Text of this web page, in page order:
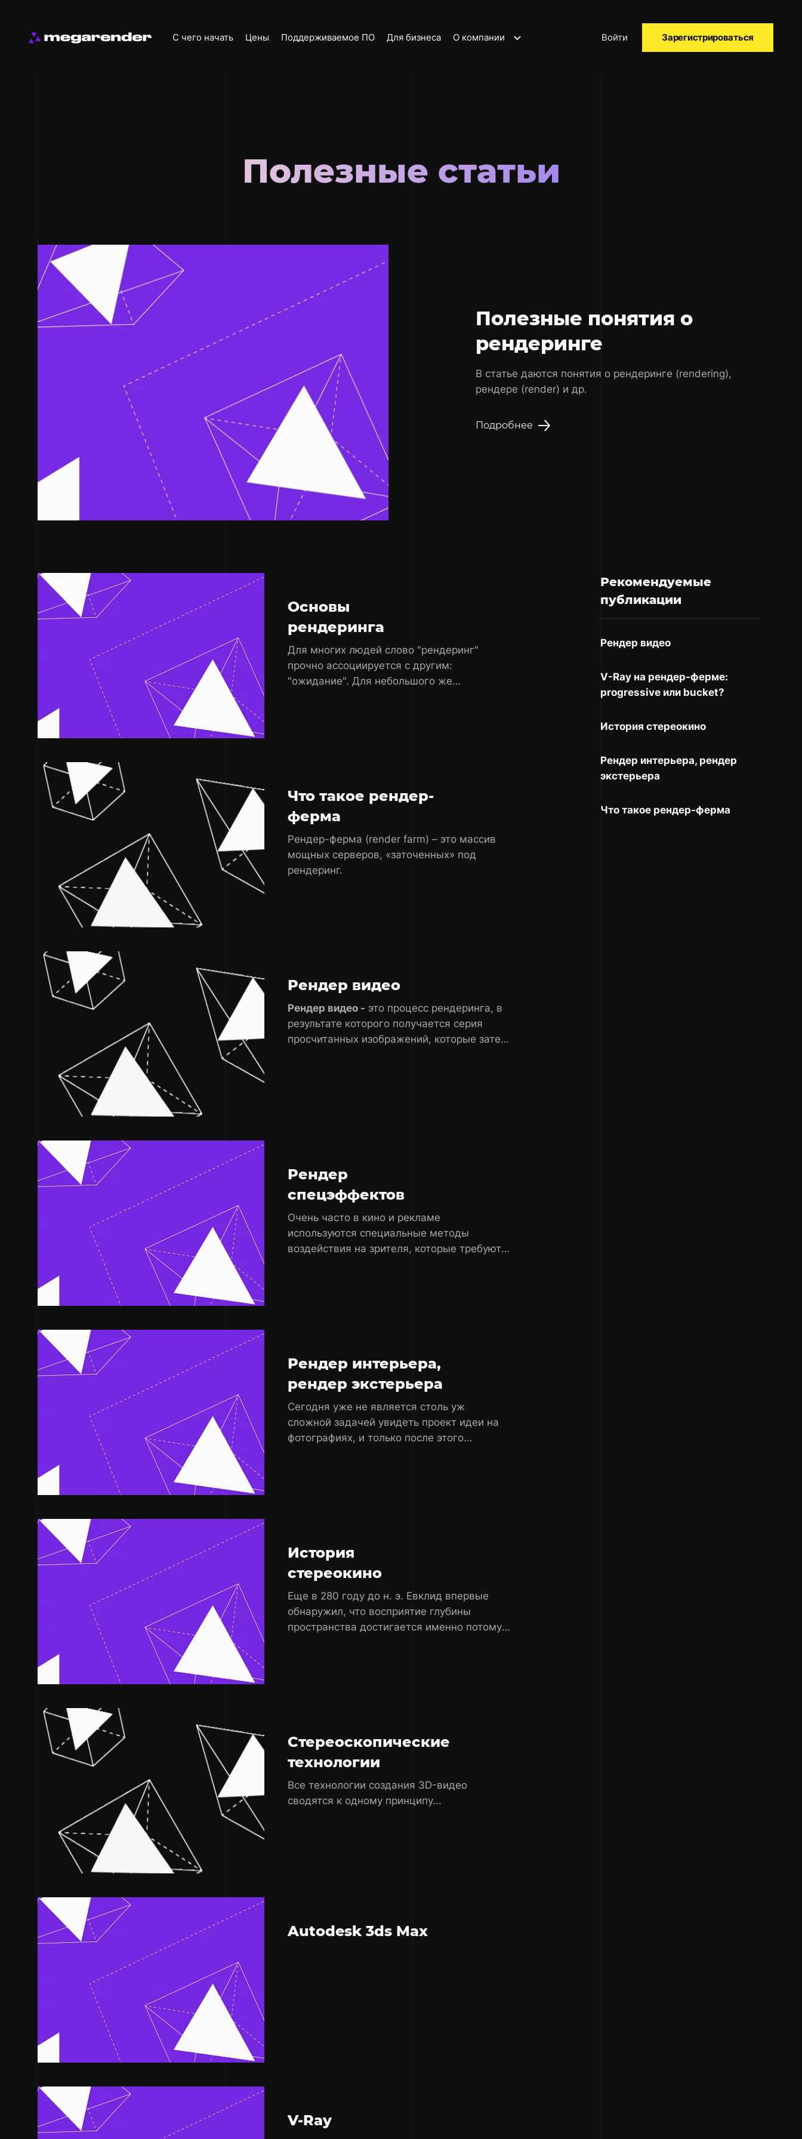
С чего начать Цены Поддерживаемое ПО Для бизнеса О компании
Партнерская
Войти Зарегистрироваться
Полезные статьи
Полезные понятия о
рендеринге
В статье даются понятия о рендеринге (rendering),
рендере (render) и др.
Подробнее
Основы
рендеринга
Для многих людей слово "рендеринг"
прочно ассоциируется с другим:
"ожидание". Для небольшого же
Что такое рендер-
ферма
Рендер-ферма (render farm) – это массив
мощных серверов, «заточенных» под
рендеринг.
Рендер видео
Рендер видео - это процесс рендеринга, в
результате которого получается серия
просчитанных изображений, которые затем
Рендер
спецэффектов
Очень часто в кино и рекламе
используются специальные методы
воздействия на зрителя, которые требуют
Рендер интерьера,
рендер экстерьера
Сегодня уже не является столь уж
сложной задачей увидеть проект идеи на
фотографиях, и только после этого
История
стереокино
Еще в 280 году до н. э. Евклид впервые
обнаружил, что восприятие глубины
пространства достигается именно потому,
Стереоскопические
технологии
Все технологии создания 3D-видео
сводятся к одному принципу...
Autodesk 3ds Max
V-Ray
Рекомендуемые
публикации
Рендер видео
V-Ray на рендер-ферме:
progressive или bucket?
История стереокино
Рендер интерьера, рендер
экстерьера
Что такое рендер-ферма